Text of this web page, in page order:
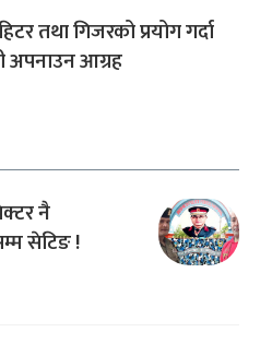
तथा गिजरको प्रयोग गर्दा
अपनाउन आग्रह
नै
सेटिङ !